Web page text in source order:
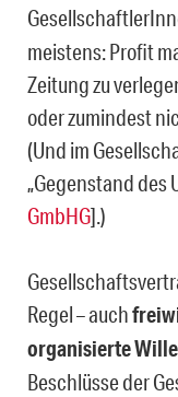
meistens: Profit
Zeitung zu
oder zumindest
(Und im
„Gegenstand des
GmbHG].)
Regel – auch
organisierte
Beschlüsse der